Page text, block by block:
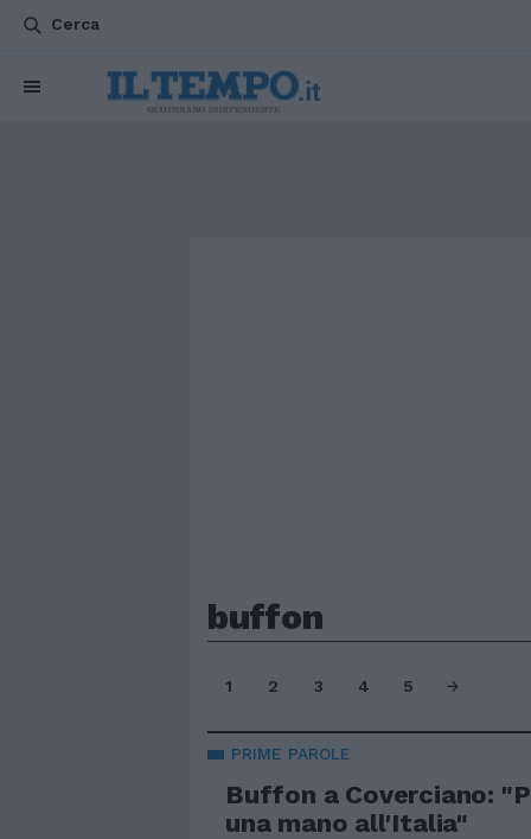
Cerca
buffon
1 2 3 4 5
PRIME PAROLE
Buffon a Coverciano:
una mano all'Italia"